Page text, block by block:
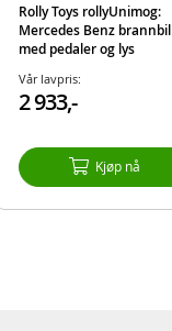
Rolly Toys rollyUnimog:
Mercedes Benz brannbil
med pedaler og lys
Vår lavpris:
2 933,-
Kjøp nå